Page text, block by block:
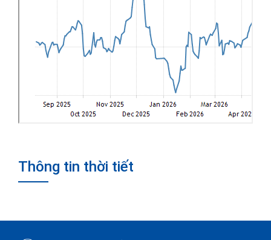
Thông tin thời tiết